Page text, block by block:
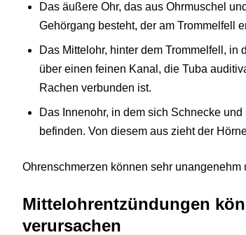
Das äußere Ohr, das aus Ohrmuschel
Gehörgang besteht, der am Trommelfell
Das Mittelohr, hinter dem Trommelfell,
über einen feinen Kanal, die Tuba
Rachen verbunden ist.
Das Innenohr, in dem sich Schnecke
befinden. Von diesem aus zieht der
Ohrenschmerzen können sehr unangenehm
Mittelohrentzündungen
verursachen